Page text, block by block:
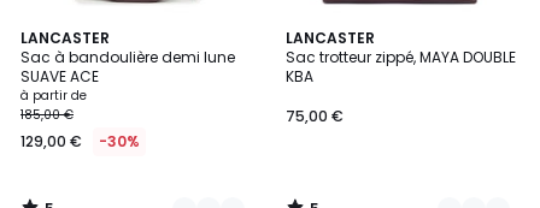
LANCASTER
Sac à bandoulière demi lune
SUAVE ACE
à partir de
185,00 €
129,00 € -30%
5
/
5
12
Couleurs
LANCASTER
Sac trotteur zippé, MAYA DOUBLE
KBA
75,00 €
5
/
5
7
Couleurs